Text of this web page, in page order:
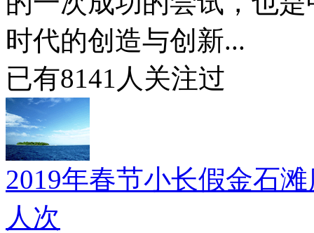
时代的创造与创新...
已有8141 人关注过
2019年春节小长假金石
人次